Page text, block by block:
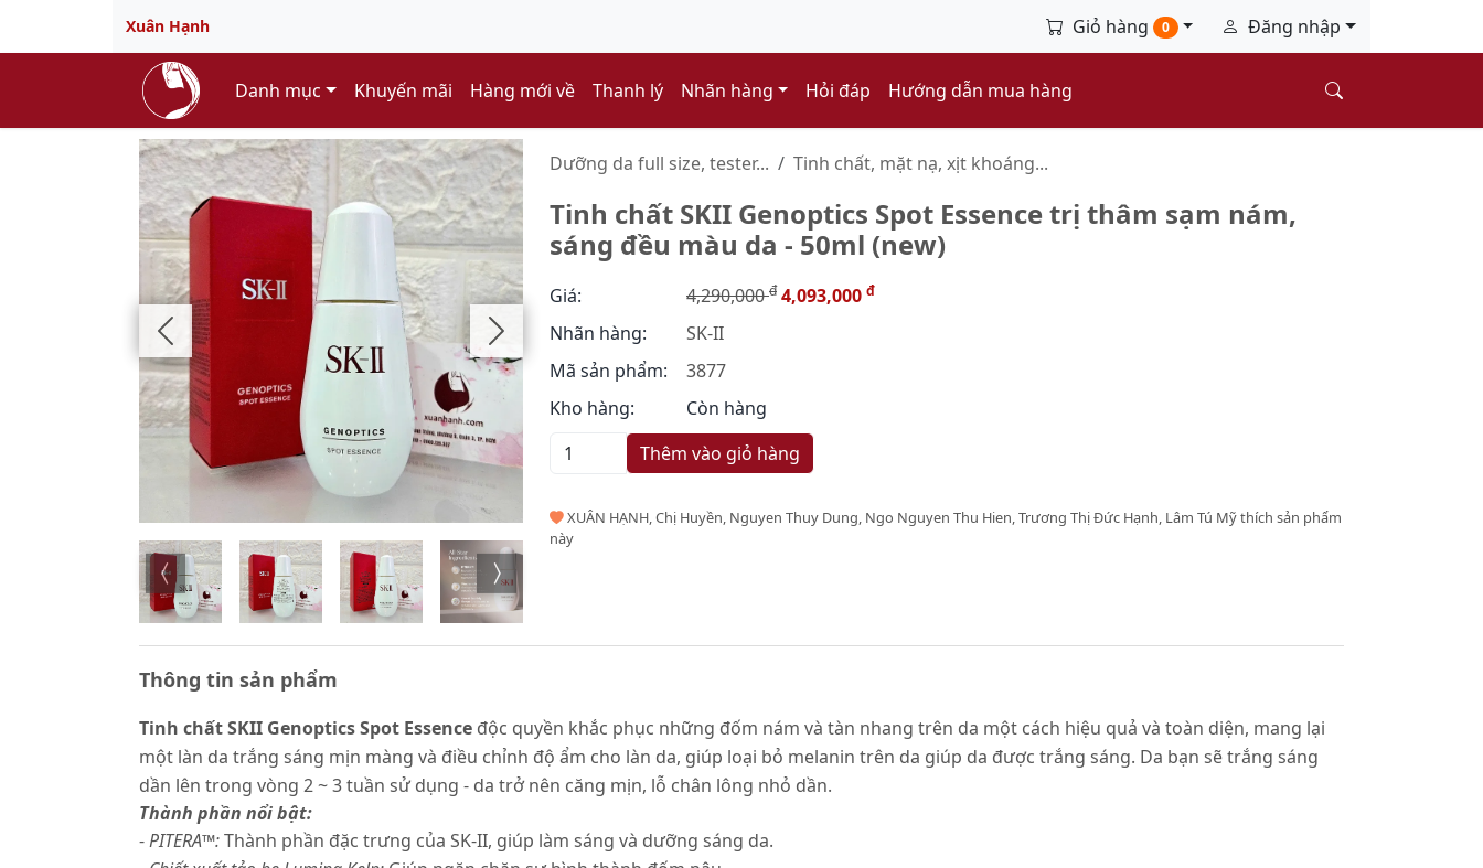
Xuân Hạnh Giỏ hàng 0 Đăng nhập
Danh mục Khuyến mãi Hàng mới về Thanh lý Nhãn hàng Hỏi đáp Hướng dẫn mua hàng
Dưỡng da full size, tester... Tinh chất, mặt nạ, xịt khoáng...
Tinh chất SKII Genoptics Spot Essence trị thâm sạm nám,
sáng đều màu da - 50ml (new)
Giá: 4,290,000đ 4,093,000 đ
Nhãn hàng:
SK-II
Mã sản phẩm:
3877
Kho hàng:
Còn hàng
Thêm vào giỏ hàng
XUÂN HẠNH, Chị Huyền, Nguyen Thuy Dung, Ngo Nguyen Thu Hien, Trương Thị Đức Hạnh, Lâm Tú Mỹ thích sản phẩm
này
Thông tin sản phẩm
Tinh chất SKII Genoptics Spot Essence độc quyền khắc phục những đốm nám và tàn nhang trên da một cách hiệu quả và toàn diện, mang lại
một làn da trắng sáng mịn màng và điều chỉnh độ ẩm cho làn da, giúp loại bỏ melanin trên da giúp da được trắng sáng. Da bạn sẽ trắng sáng
dần lên trong vòng 2 ~ 3 tuần sử dụng - da trở nên căng mịn, lỗ chân lông nhỏ dần.
Thành phần nổi bật:
-PITERA™:Thành phần đặc trưng của SK-II, giúp làm sáng và dưỡng sáng da.